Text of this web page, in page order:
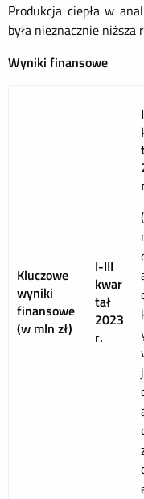
Produkcja ciepła w
była nieznacznie niższa
Wyniki finansowe
Kluczowe
wyniki
finansowe
(w mln zł)
I-III
kwar
tał
2023
r.